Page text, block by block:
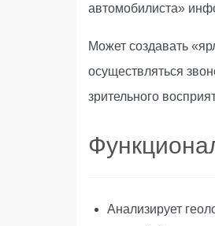
автомобилиста»
Может создавать
осуществляться
зрительного
Анализирует